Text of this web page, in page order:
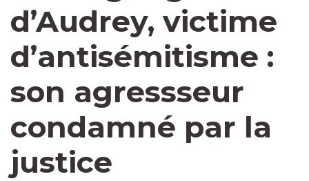
d’Audrey, victime
d’antisémitisme :
son agressseur
condamné par la
justice